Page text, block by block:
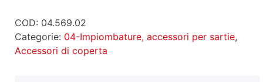
COD: 04.569.02
Categorie: 04-Impiombature, accessori per sartie,
Accessori di coperta